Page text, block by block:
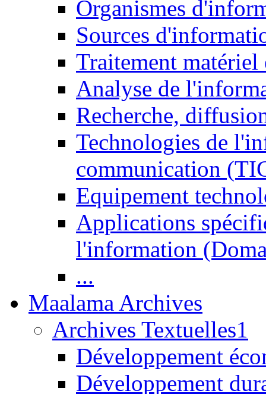
Organismes
Sources
Traitement matériel
Analyse de
Recherche,
Technologies de
communication
Equipement
Applications
l'information
...
Maalama Archives
Archives Textuelles1
Développement
Développement